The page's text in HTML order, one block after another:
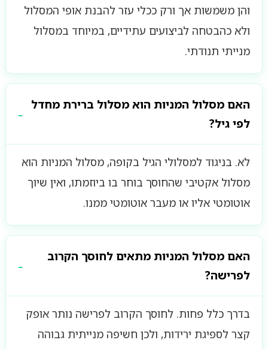
והן משמשות אך ורק ככלי עזר להבנת אופי המסלול
ולא כהבטחה לביצועים עתידיים, במיוחד במסלול
מנייתי תנודתי.
האם מסלול המניות הוא מסלול ברירת מחדל
לפי גיל?
לא. בניגוד למסלולי הגיל בקופה, מסלול המניות הוא
מסלול אקטיבי שהחוסך בוחר בו ביוזמתו, ואין שיוך
אוטומטי אליו או מעבר אוטומטי ממנו.
האם מסלול המניות מתאים לחוסך הקרוב
לפרישה?
בדרך כלל פחות. לחוסך הקרוב לפרישה נותר אופק
קצר לספיגת ירידות, ולכן חשיפה מנייתית גבוהה